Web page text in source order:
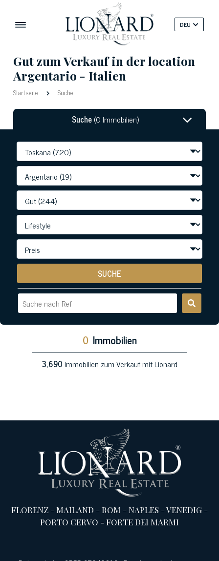
DEU
Gut zum Verkauf in der location
Argentario - Italien
Startseite Suche
Suche(0 Immobilien)
SUCHE
0 Immobilien
3,690Immobilien zum Verkauf mit Lionard
FLORENZ -MAILAND -ROM -NAPLES -VENEDIG -
PORTO CERVO -FORTE DEI MARMI